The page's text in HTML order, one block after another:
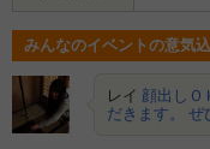
みんなのイベントの意気
レイ 顔出しＯ
だきます。 ぜ